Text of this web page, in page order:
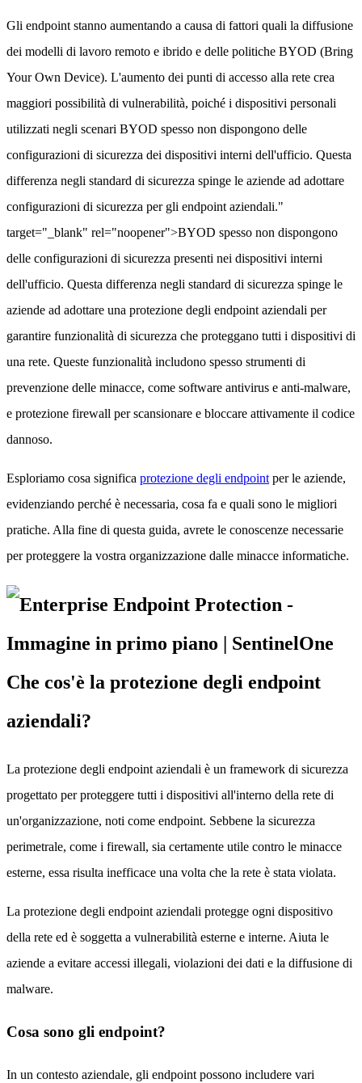
Gli endpoint stanno aumentando a causa di fattori quali la diffusione
dei modelli di lavoro remoto e ibrido e delle politiche BYOD (Bring
Your Own Device). L'aumento dei punti di accesso alla rete crea
maggiori possibilità di vulnerabilità, poiché i dispositivi personali
utilizzati negli scenari BYOD spesso non dispongono delle
configurazioni di sicurezza dei dispositivi interni dell'ufficio. Questa
differenza negli standard di sicurezza spinge le aziende ad adottare
configurazioni di sicurezza per gli endpoint aziendali."
target="_blank" rel="noopener">BYOD spesso non dispongono
delle configurazioni di sicurezza presenti nei dispositivi interni
dell'ufficio. Questa differenza negli standard di sicurezza spinge le
aziende ad adottare una protezione degli endpoint aziendali per
garantire funzionalità di sicurezza che proteggano tutti i dispositivi di
una rete. Queste funzionalità includono spesso strumenti di
prevenzione delle minacce, come software antivirus e anti-malware,
e protezione firewall per scansionare e bloccare attivamente il codice
dannoso.
Esploriamo cosa significa protezione degli endpoint per le aziende,
evidenziando perché è necessaria, cosa fa e quali sono le migliori
pratiche. Alla fine di questa guida, avrete le conoscenze necessarie
per proteggere la vostra organizzazione dalle minacce informatiche.
Che cos'è la protezione degli endpoint
aziendali?
La protezione degli endpoint aziendali è un framework di sicurezza
progettato per proteggere tutti i dispositivi all'interno della rete di
un'organizzazione, noti come endpoint. Sebbene la sicurezza
perimetrale, come i firewall, sia certamente utile contro le minacce
esterne, essa risulta inefficace una volta che la rete è stata violata.
La protezione degli endpoint aziendali protegge ogni dispositivo
della rete ed è soggetta a vulnerabilità esterne e interne. Aiuta le
aziende a evitare accessi illegali, violazioni dei dati e la diffusione di
malware.
Cosa sono gli endpoint?
In un contesto aziendale, gli endpoint possono includere vari